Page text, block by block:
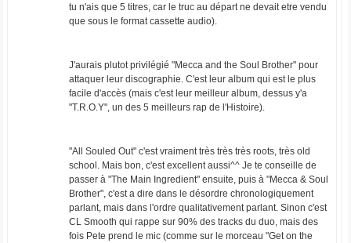
tu n'ais que 5 titres, car le truc au départ ne devait etre vendu
que sous le format cassette audio).
J'aurais plutot privilégié "Mecca and the Soul Brother" pour
attaquer leur discographie. C'est leur album qui est le plus
facile d'accès (mais c'est leur meilleur album, dessus y'a
"T.R.O.Y", un des 5 meilleurs rap de l'Histoire).
"All Souled Out" c'est vraiment très très très roots, très old
school. Mais bon, c'est excellent aussi^^ Je te conseille de
passer à "The Main Ingredient" ensuite, puis à "Mecca & Soul
Brother", c'est a dire dans le désordre chronologiquement
parlant, mais dans l'ordre qualitativement parlant. Sinon c'est
CL Smooth qui rappe sur 90% des tracks du duo, mais des
fois Pete prend le mic (comme sur le morceau "Get on the